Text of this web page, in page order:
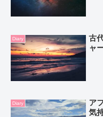
Diary
古
ャ
Diary
ア
気